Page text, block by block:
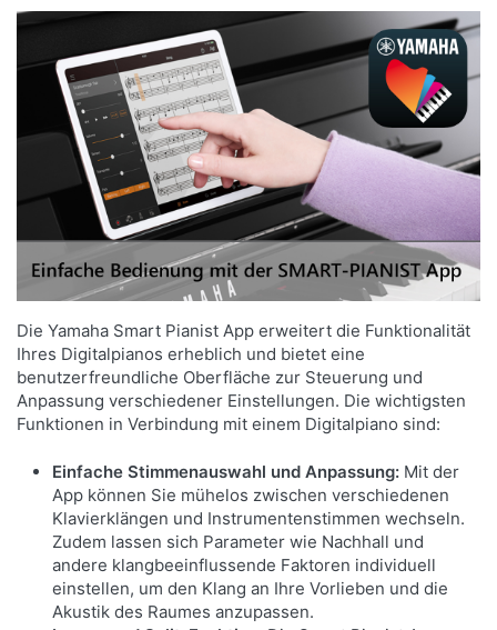
Die Yamaha Smart Pianist App erweitert die Funktionalität
Ihres Digitalpianos erheblich und bietet eine
benutzerfreundliche Oberfläche zur Steuerung und
Anpassung verschiedener Einstellungen. Die wichtigsten
Funktionen in Verbindung mit einem Digitalpiano sind:
Einfache Stimmenauswahl und Anpassung: Mit der
App können Sie mühelos zwischen verschiedenen
Klavierklängen und Instrumentenstimmen wechseln.
Zudem lassen sich Parameter wie Nachhall und
andere klangbeeinflussende Faktoren individuell
einstellen, um den Klang an Ihre Vorlieben und die
Akustik des Raumes anzupassen.